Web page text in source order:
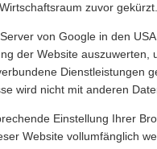
zuvor gekürzt.
von Google in den
der Website
Dienstleistungen
wird nicht mit anderen
Einstellung Ihrer
Website vollumfänglich